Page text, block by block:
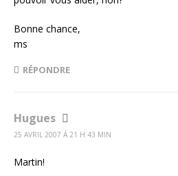
Bonne chance,
ms
RÉPONDRE
Hugues
25 AVRIL 2007 Á 21 H 43 MIN
Martin!